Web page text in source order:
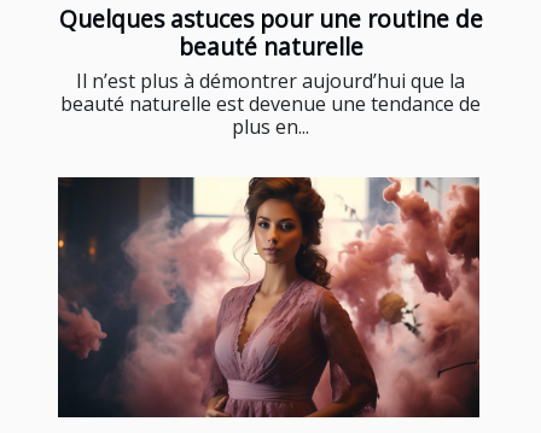
Quelques astuces pour une routine de
beauté naturelle
Il n’est plus à démontrer aujourd’hui que la
beauté naturelle est devenue une tendance de
plus en...